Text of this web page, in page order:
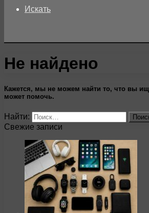
Искать
Не найдено
Кажется, мы не можем найти то, что вы
может помочь.
Найти:
Свежие записи